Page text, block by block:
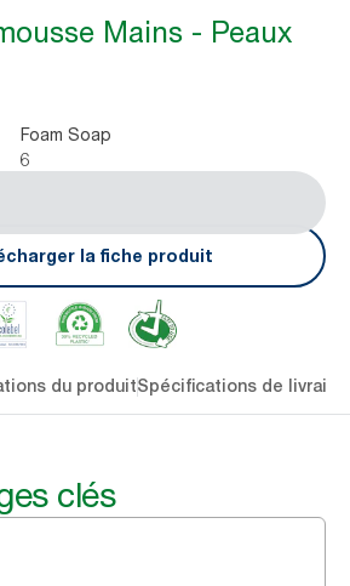
Mains - Peaux
Foam Soap
6
la fiche produit
du produitSpécifications de
clés